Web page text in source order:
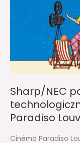
Sharp/NEC
Paradiso
Cinéma Paradiso
Paradiso
Louvre